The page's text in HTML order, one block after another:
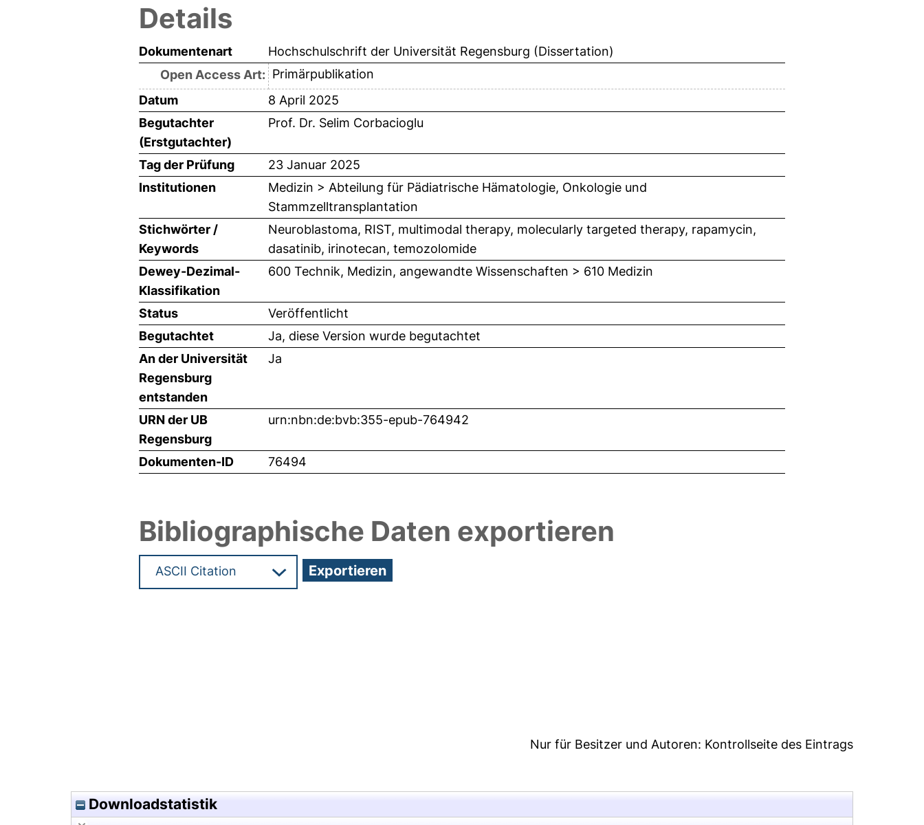
Details
Dokumentenart
Hochschulschrift der Universität Regensburg (Dissertation)
Open Access Art: Primärpublikation
Datum
8 April 2025
Begutachter
(Erstgutachter)
Prof. Dr. Selim Corbacioglu
Tag der Prüfung
23 Januar 2025
Institutionen
Medizin > Abteilung für Pädiatrische Hämatologie, Onkologie und
Stammzelltransplantation
Stichwörter /
Keywords
Neuroblastoma, RIST, multimodal therapy, molecularly targeted therapy, rapamycin,
dasatinib, irinotecan, temozolomide
Dewey-Dezimal-
Klassifikation
600 Technik, Medizin, angewandte Wissenschaften > 610 Medizin
Status
Veröffentlicht
Begutachtet
Ja, diese Version wurde begutachtet
An der Universität
Regensburg
entstanden
Ja
URN der UB
Regensburg
urn:nbn:de:bvb:355-epub-764942
Dokumenten-ID 76494
Bibliographische Daten exportieren
Nur für Besitzer und Autoren: Kontrollseite des Eintrags
Downloadstatistik